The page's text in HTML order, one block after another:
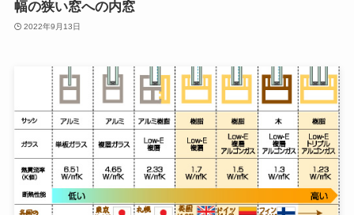
幅の狭い窓への内窓
2022年9月13日